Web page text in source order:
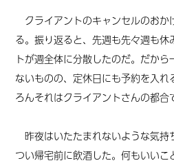
クライアントのキャンセルのおか
る。振り返ると、先週も先々週も
トが週全体に分散したのだ。だか
ないものの、定休日にも予約を入
ろんそれはクライアントさんの都合
昨夜はいたたまれないような気持
つい帰宅前に飲酒した。何もいいこ